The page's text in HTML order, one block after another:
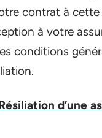
contrat à
à votre
conditions
d’une